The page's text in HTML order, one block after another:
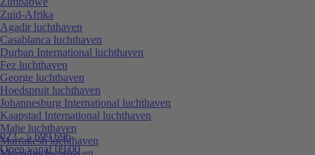
023 - 5 699 696
Open vanaf 09:00
Zuid-Afrika
Agadir luchthaven
Casablanca luchthaven
Durban International luchthaven
Fez luchthaven
George luchthaven
Hoedspruit luchthaven
Johannesburg International luchthaven
Kaapstad International luchthaven
Mahe luchthaven
Marrakesh luchthaven